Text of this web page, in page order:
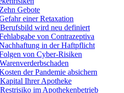
Gebote
einer Retaxation
wird neu definiert
von Contrazeptiva
in der Haftpflicht
von Cyber-Risiken
der Pandemie absichern
Ihrer Apotheke
im Apothekenbetrieb